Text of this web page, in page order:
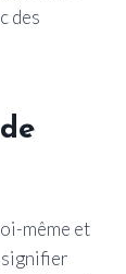
des
même et
signifier